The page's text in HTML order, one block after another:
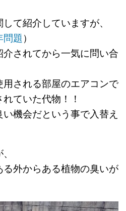
て紹介していますが、
問題 ）
介されてから一気に問い合
される部屋のエアコンで
ていた代物！！
機会だという事で入替え
外からある植物の臭いが